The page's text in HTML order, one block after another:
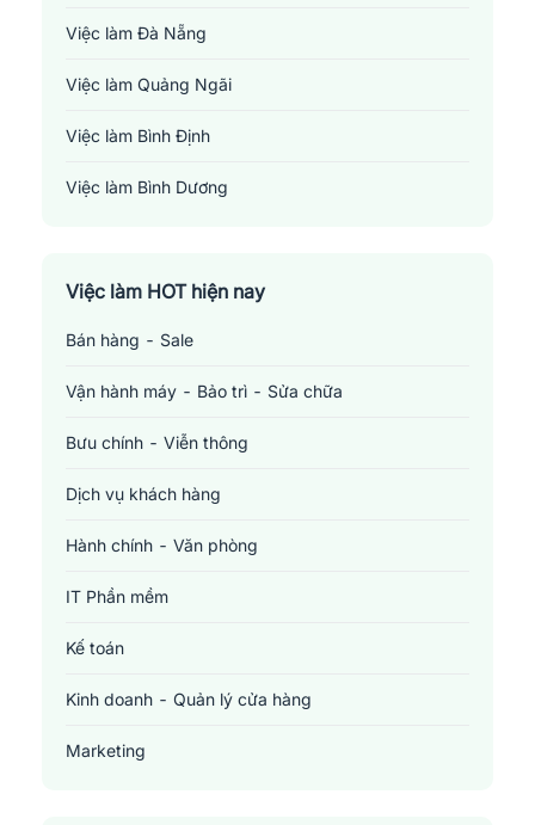
Việc làm Đà Nẵng
Việc làm Quảng Ngãi
Việc làm Bình Định
Việc làm Bình Dương
Việc làm TP. Hồ Chí Minh
Việc làm Cần Thơ
Việc làm HOT hiện nay
Bán hàng - Sale
Vận hành máy - Bảo trì - Sửa chữa
Bưu chính - Viễn thông
Dịch vụ khách hàng
Hành chính - Văn phòng
IT Phần mềm
Kế toán
Kinh doanh - Quản lý cửa hàng
Marketing